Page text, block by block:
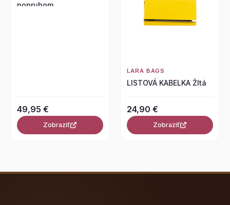
popruhom
49,95 €
Zobraziť
LARA BAGS
LISTOVÁ KABELKA Žltá
24,90 €
Zobraziť